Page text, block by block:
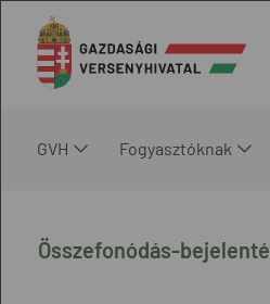
GVH Fogyasztóknak
Összefonódás-